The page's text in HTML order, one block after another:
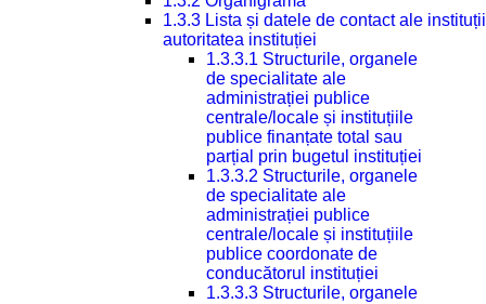
1.3.3 Lista și datele de contact ale
autoritatea instituției
1.3.3.1 Structurile, organele
de specialitate ale
administrației publice
centrale/locale și instituțiile
publice finanțate total sau
parțial prin bugetul instituției
1.3.3.2 Structurile, organele
de specialitate ale
administrației publice
centrale/locale și instituțiile
publice coordonate de
conducătorul instituției
1.3.3.3 Structurile, organele